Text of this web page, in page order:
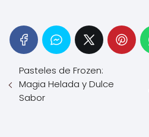
Pasteles de Frozen:
Magia Helada y Dulce
Sabor